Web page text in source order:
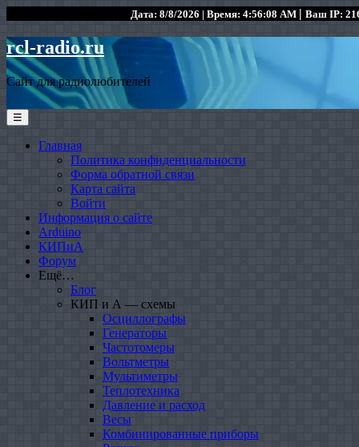
Дата: 8/8/2026 | Время: 4:56:08 AM | Ваш IP:
rcl-radio.ru
Сайт для радиолюбителей
☰
Главная
Политика конфиденциальности
Форма обратной связи
Карта сайта
Войти
Информация о сайте
Arduino
КИПиА
Форум
Ещё…
Блог
КИП и А — схемы
Осциллографы
Генераторы
Частотомеры
Вольтметры
Мультиметры
Теплотехника
Давление и расход
Весы
Комбинированные приборы